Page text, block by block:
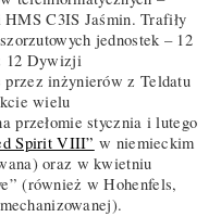
C3IS Jaśmin. Trafiły
jednostek – 12
12 Dywizji
przez inżynierów z Teldatu
wielu
przełomie stycznia i lutego
Spirit VIII” w niemieckim
oraz w kwietniu
(również w Hohenfels,